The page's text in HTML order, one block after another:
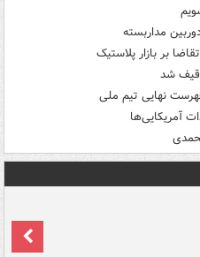
بر بازار پلاستیک
آمریکایی‌ها